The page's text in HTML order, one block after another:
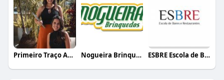
Primeiro Traço Arquitetura Nogueira Brinquedos ESBRE Escola de Bares e Restaurantes